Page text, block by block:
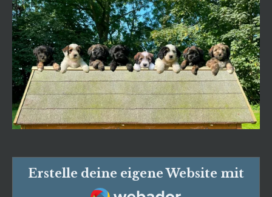
Erstelle deine eigene Website mit
Webador